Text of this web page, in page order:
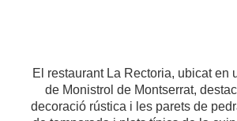
El restaurant La Rectoria, ubicat en
de Monistrol de Montserrat,
decoració rústica i les parets de